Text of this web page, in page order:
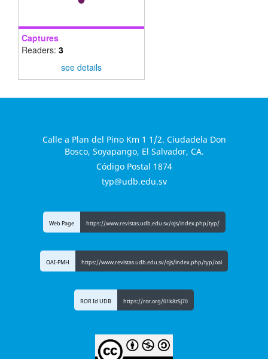
Captures
Readers: 3
see details
Calle a Plan del Pino Km 1 1/2. Ciudadela Don
Bosco, Soyapango, El Salvador, CA.
Código Postal 1874
typ@udb.edu.sv
Web Page https://www.revistas.udb.edu.sv/ojs/index.php/typ/
OAI-PMH https://www.revistas.udb.edu.sv/ojs/index.php/typ/oai
ROR Id UDB https://ror.org/01k8z5j70